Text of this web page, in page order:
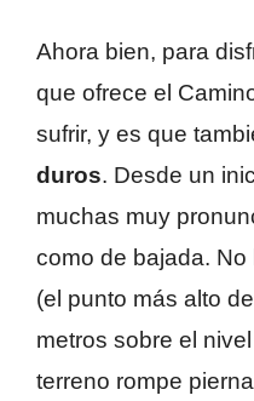
Ahora bien, para
que ofrece el
sufrir, y es que
duros. Desde un
muchas muy
como de bajada.
(el punto más alto
metros sobre el
terreno rompe